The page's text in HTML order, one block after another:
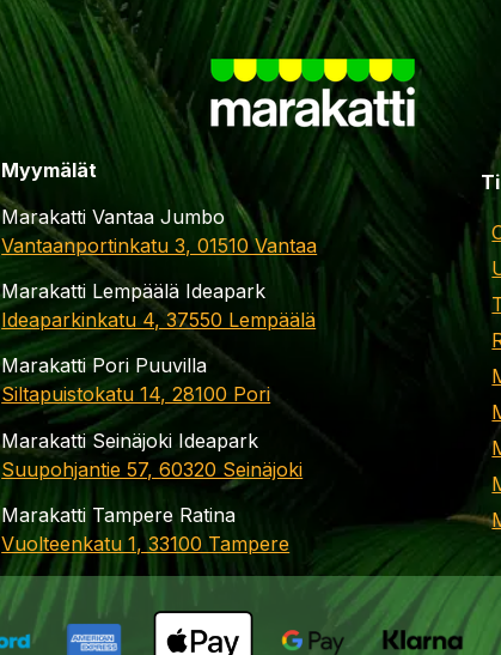
Myymälät
Marakatti Vantaa Jumbo
Vantaanportinkatu 3, 01510 Vantaa
Marakatti Lempäälä Ideapark
Ideaparkinkatu 4, 37550 Lempäälä
Marakatti Pori Puuvilla
Siltapuistokatu 14, 28100 Pori
Marakatti Seinäjoki Ideapark
Suupohjantie 57, 60320 Seinäjoki
Marakatti Tampere Ratina
Vuolteenkatu 1, 33100 Tampere